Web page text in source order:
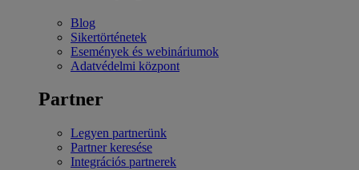
Blog
Sikertörténetek
Események és webináriumok
Adatvédelmi központ
Partner
Legyen partnerünk
Partner keresése
Integrációs partnerek